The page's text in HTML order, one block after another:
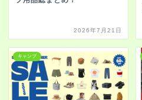
2026年7月21日
キャンプ